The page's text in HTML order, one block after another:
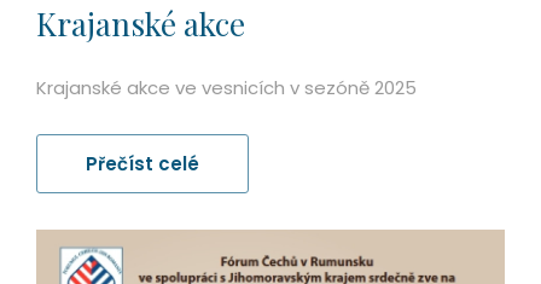
Krajanské akce
Krajanské akce ve vesnicích v sezóně 2025
Přečíst celé